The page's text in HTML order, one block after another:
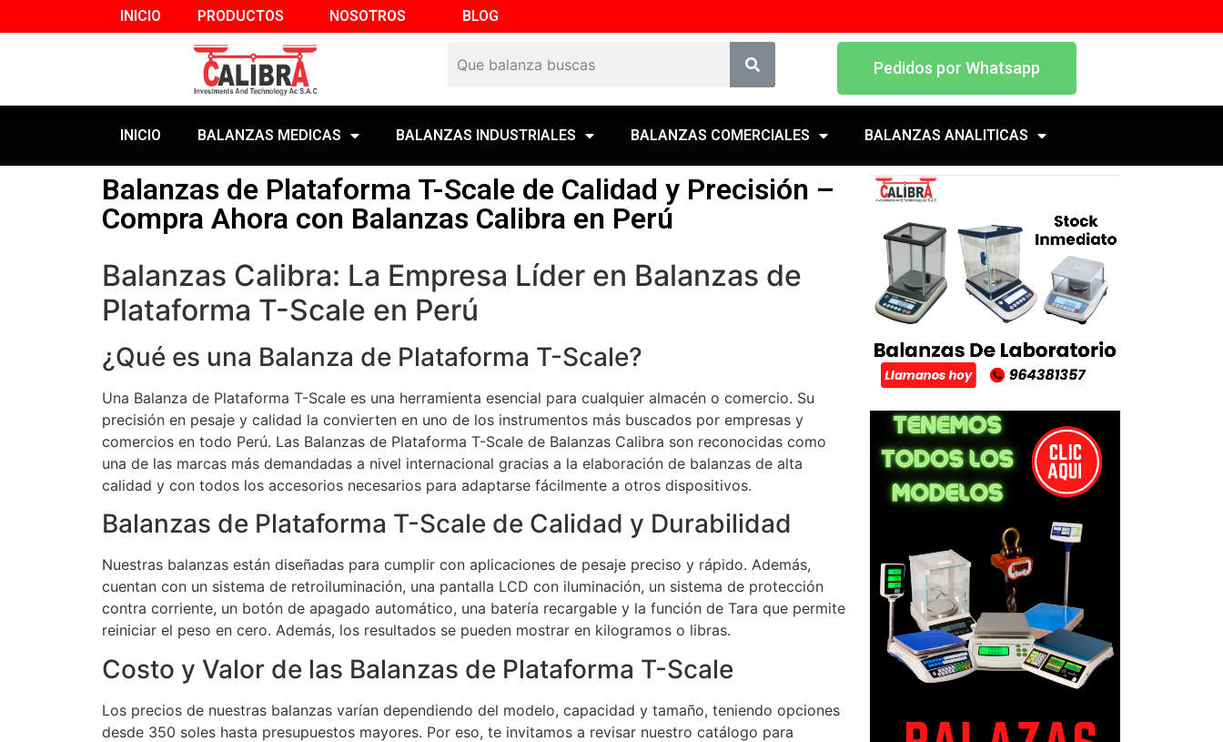
INICIO PRODUCTOS NOSOTROS BLOG
Pedidos por Whatsapp
INICIO BALANZAS MEDICAS BALANZAS INDUSTRIALES BALANZAS COMERCIALES BALANZAS ANALITICAS
Balanzas de Plataforma T-Scale de Calidad y Precisión –
Compra Ahora con Balanzas Calibra en Perú
Balanzas Calibra: La Empresa Líder en Balanzas de
Plataforma T-Scale en Perú
¿Qué es una Balanza de Plataforma T-Scale?
Una Balanza de Plataforma T-Scale es una herramienta esencial para cualquier almacén o comercio. Su
precisión en pesaje y calidad la convierten en uno de los instrumentos más buscados por empresas y
comercios en todo Perú. Las Balanzas de Plataforma T-Scale de Balanzas Calibra son reconocidas como
una de las marcas más demandadas a nivel internacional gracias a la elaboración de balanzas de alta
calidad y con todos los accesorios necesarios para adaptarse fácilmente a otros dispositivos.
Balanzas de Plataforma T-Scale de Calidad y Durabilidad
Nuestras balanzas están diseñadas para cumplir con aplicaciones de pesaje preciso y rápido. Además,
cuentan con un sistema de retroiluminación, una pantalla LCD con iluminación, un sistema de protección
contra corriente, un botón de apagado automático, una batería recargable y la función de Tara que permite
reiniciar el peso en cero. Además, los resultados se pueden mostrar en kilogramos o libras.
Costo y Valor de las Balanzas de Plataforma T-Scale
Los precios de nuestras balanzas varían dependiendo del modelo, capacidad y tamaño, teniendo opciones
desde 350 soles hasta presupuestos mayores. Por eso, te invitamos a revisar nuestro catálogo para